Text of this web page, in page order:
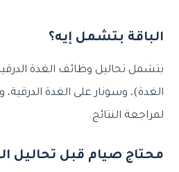
الباقة بتشمل إيه؟
الغدة)، وسونار على الغدة
لمراجعة النتائج.
محتاج صيام قبل تحاليل